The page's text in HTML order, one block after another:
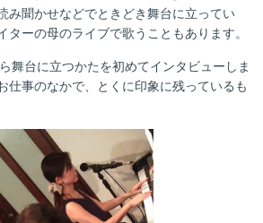
み聞かせなどでときどき舞台に立ってい
ターの母のライブで歌うこともあります。
舞台に立つかたを初めてインタビューしま
仕事のなかで、とくに印象に残っているも